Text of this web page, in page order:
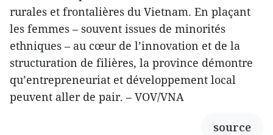
rurales et frontalières du Vietnam. En plaçant
les femmes – souvent issues de minorités
ethniques – au cœur de l’innovation et de la
structuration de filières, la province démontre
qu’entrepreneuriat et développement local
peuvent aller de pair. – VOV/VNA
source